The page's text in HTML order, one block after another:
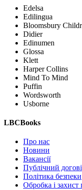
Edelsa
Edilingua
Bloomsbury
Didier
Edinumen
Glossa
Klett
Harper Collins
Mind To Mind
Puffin
Wordsworth
Usborne
LBCBooks
Про нас
Новини
Вакансії
Публічний
Політика безпеки
Обробка і